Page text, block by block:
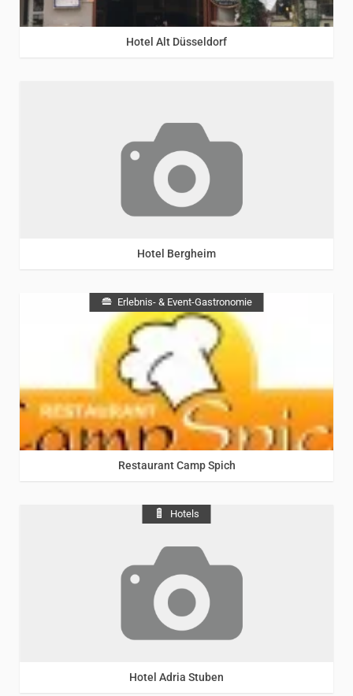
Rhein/ Bergisches Land
Hotel Alt Düsseldorf
Rhein/Bergisches Land
Hotel Bergheim
Erlebnis- & Event-Gastronomie
Rhein
Restaurant Camp Spich
Hotels
Rhein
Hotel Adria Stuben